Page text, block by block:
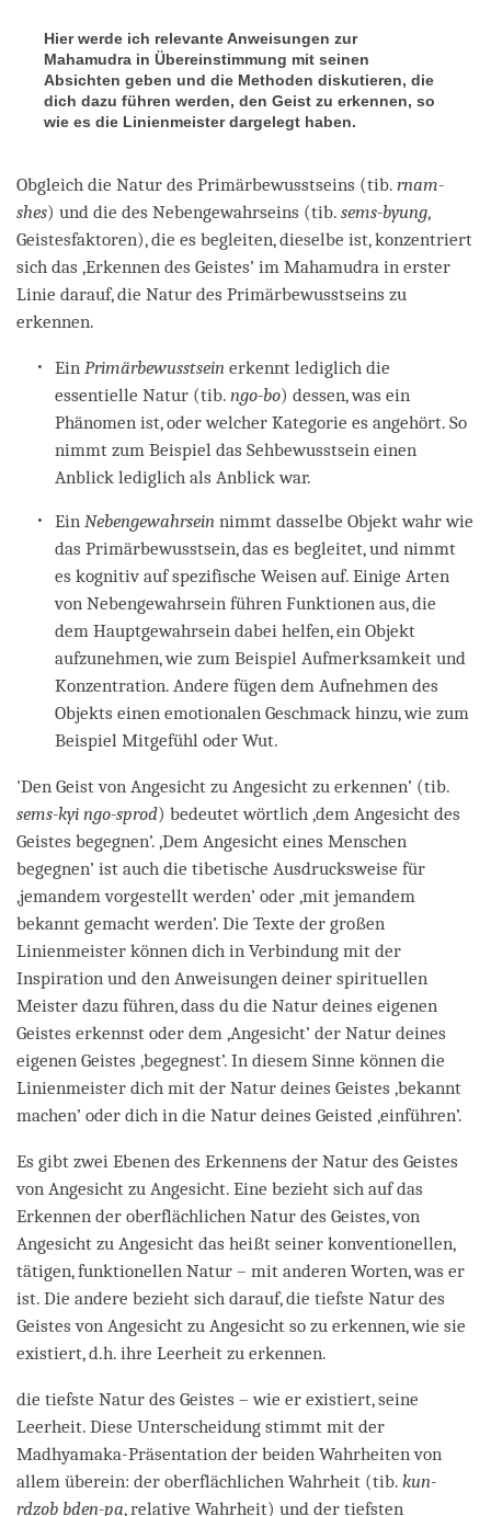
Hier werde ich relevante Anweisungen zur
Mahamudra in Übereinstimmung mit seinen
Absichten geben und die Methoden diskutieren, die
dich dazu führen werden, den Geist zu erkennen, so
wie es die Linienmeister dargelegt haben.
Obgleich die Natur des Primärbewusstseins (tib. rnam-
shes) und die des Nebengewahrseins (tib. sems-byung,
Geistesfaktoren), die es begleiten, dieselbe ist, konzentriert
sich das ‚Erkennen des Geistes’ im Mahamudra in erster
Linie darauf, die Natur des Primärbewusstseins zu
erkennen.
Ein Primärbewusstsein erkennt lediglich die
essentielle Natur (tib.ngo-bo) dessen, was ein
Phänomen ist, oder welcher Kategorie es angehört. So
nimmt zum Beispiel das Sehbewusstsein einen
Anblick lediglich als Anblick war.
Ein Nebengewahrsein nimmt dasselbe Objekt wahr wie
das Primärbewusstsein, das es begleitet, und nimmt
es kognitiv auf spezifische Weisen auf. Einige Arten
von Nebengewahrsein führen Funktionen aus, die
dem Hauptgewahrsein dabei helfen, ein Objekt
aufzunehmen, wie zum Beispiel Aufmerksamkeit und
Konzentration. Andere fügen dem Aufnehmen des
Objekts einen emotionalen Geschmack hinzu, wie zum
Beispiel Mitgefühl oder Wut.
'Den Geist von Angesicht zu Angesicht zu erkennen’ (tib.
sems-kyi ngo-sprod) bedeutet wörtlich ‚dem Angesicht des
Geistes begegnen’. ‚Dem Angesicht eines Menschen
begegnen’ ist auch die tibetische Ausdrucksweise für
‚jemandem vorgestellt werden’ oder ‚mit jemandem
bekannt gemacht werden’. Die Texte der großen
Linienmeister können dich in Verbindung mit der
Inspiration und den Anweisungen deiner spirituellen
Meister dazu führen, dass du die Natur deines eigenen
Geistes erkennst oder dem ‚Angesicht’ der Natur deines
eigenen Geistes ‚begegnest’. In diesem Sinne können die
Linienmeister dich mit der Natur deines Geistes ‚bekannt
machen’ oder dich in die Natur deines Geisted ‚einführen’.
Es gibt zwei Ebenen des Erkennens der Natur des Geistes
von Angesicht zu Angesicht. Eine bezieht sich auf das
Erkennen der oberflächlichen Natur des Geistes, von
Angesicht zu Angesicht das heißt seiner konventionellen,
tätigen, funktionellen Natur – mit anderen Worten, was er
ist. Die andere bezieht sich darauf, die tiefste Natur des
Geistes von Angesicht zu Angesicht so zu erkennen, wie sie
existiert, d.h. ihre Leerheit zu erkennen.
die tiefste Natur des Geistes – wie er existiert, seine
Leerheit. Diese Unterscheidung stimmt mit der
Madhyamaka-Präsentation der beiden Wahrheiten von
allem überein: der oberflächlichen Wahrheit (tib. kun-
rdzob bden-pa, relative Wahrheit) und der tiefsten